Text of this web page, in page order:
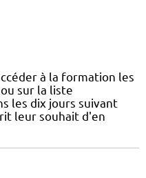
à la formation les
sur la liste
les dix jours suivant
leur souhait d'en